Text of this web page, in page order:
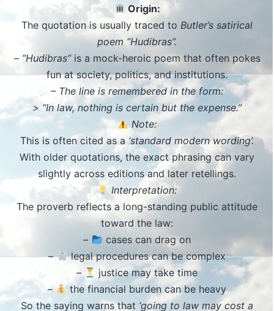
Origin:
The quotation is usually traced to Butler’s satirical
poem “Hudibras”.
– “Hudibras”is a mock-heroic poem that often pokes
fun at society, politics, and institutions.
– The line is remembered in the form:
> “In law, nothing is certain but the expense.”
Note:
This is often cited as a‘standard modern wording’.
With older quotations, the exact phrasing can vary
slightly across editions and later retellings.
Interpretation:
The proverb reflects a long-standing public attitude
toward the law:
–
cases can drag on
–
legal procedures can be complex
–
justice may take time
–
the financial burden can be heavy
So the saying warns that ‘going to law may cost a